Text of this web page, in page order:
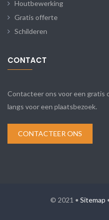
Houtbewerking
Gratis offerte
Schilderen
CONTACT
Contacteer ons voor een gratis
langs voor een plaatsbezoek.
CONTACTEER ONS
© 2021 • Sitemap